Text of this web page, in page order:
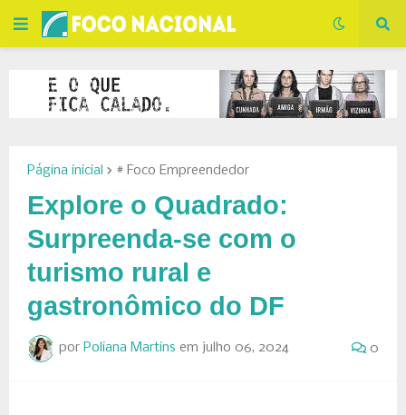
Página inicial # Foco Empreendedor
Explore o Quadrado:
Surpreenda-se com o
turismo rural e
gastronômico do DF
por Poliana Martins em julho 06, 2024 0